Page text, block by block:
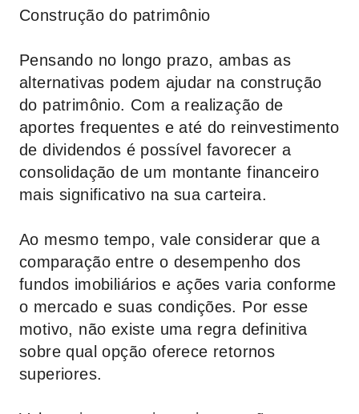
Construção do patrimônio
Pensando no longo prazo, ambas as
alternativas podem ajudar na construção
do patrimônio. Com a realização de
aportes frequentes e até do reinvestimento
de dividendos é possível favorecer a
consolidação de um montante financeiro
mais significativo na sua carteira.
Ao mesmo tempo, vale considerar que a
comparação entre o desempenho dos
fundos imobiliários e ações varia conforme
o mercado e suas condições. Por esse
motivo, não existe uma regra definitiva
sobre qual opção oferece retornos
superiores.